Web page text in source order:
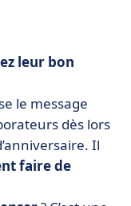
leur bon
le message
dès lors
Il
faire de